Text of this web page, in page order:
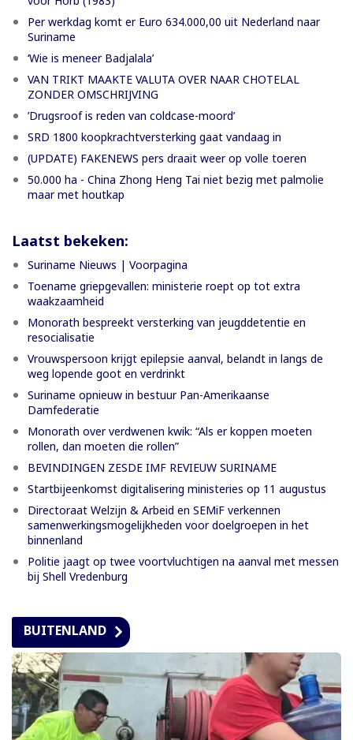
Per werkdag komt er Euro 634.000,00 uit Nederland naar
Suriname
‘Wie is meneer Badjalala’
VAN TRIKT MAAKTE VALUTA OVER NAAR CHOTELAL
ZONDER OMSCHRIJVING
’Drugsroof is reden van coldcase-moord’
SRD 1800 koopkrachtversterking gaat vandaag in
(UPDATE) FAKENEWS pers draait weer op volle toeren
50.000 ha - China Zhong Heng Tai niet bezig met palmolie
maar met houtkap
Laatst bekeken:
Suriname Nieuws | Voorpagina
Toename griepgevallen: ministerie roept op tot extra
waakzaamheid
Monorath bespreekt versterking van jeugddetentie en
resocialisatie
Vrouwspersoon krijgt epilepsie aanval, belandt in langs de
weg lopende goot en verdrinkt
Suriname opnieuw in bestuur Pan-Amerikaanse
Damfederatie
Monorath over verdwenen kwik: “Als er koppen moeten
rollen, dan moeten die rollen”
BEVINDINGEN ZESDE IMF REVIEUW SURINAME
Startbijeenkomst digitalisering ministeries op 11 augustus
Directoraat Welzijn & Arbeid en SEMiF verkennen
samenwerkingsmogelijkheden voor doelgroepen in het
binnenland
Politie jaagt op twee voortvluchtigen na aanval met messen
bij Shell Vredenburg
BUITENLAND